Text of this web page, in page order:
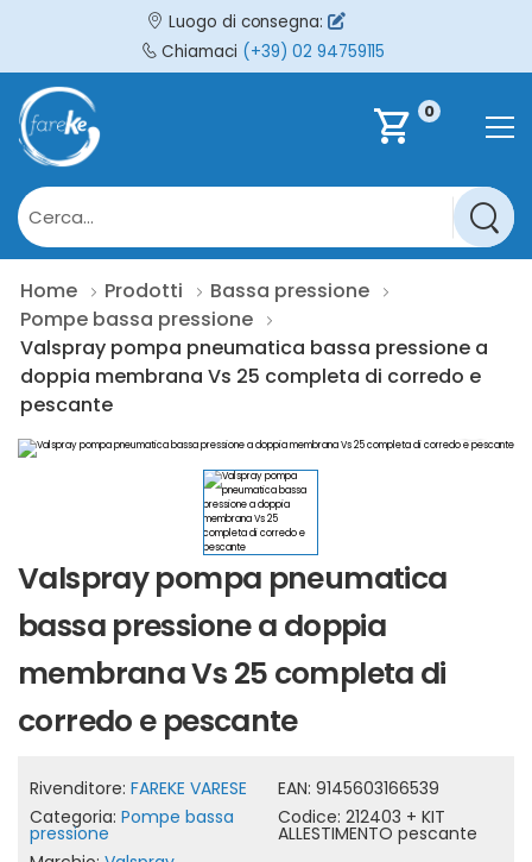
Luogo di consegna:
Chiamaci (+39) 02 94759115
shopping_cart 0
Home Prodotti
Bassa pressione
Pompe bassa pressione
Valspray pompa pneumatica bassa pressione a
doppia membrana Vs 25 completa di corredo e
pescante
Valspray pompa pneumatica
bassa pressione a doppia
membrana Vs 25 completa di
corredo e pescante
Rivenditore: FAREKE VARESE
Categoria: Pompe bassa
pressione
EAN: 9145603166539
Codice: 212403 + KIT
ALLESTIMENTO pescante